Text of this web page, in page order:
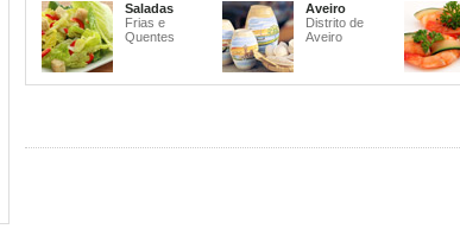
Saladas
Frias e
Quentes
Aveiro
Distrito de
Aveiro